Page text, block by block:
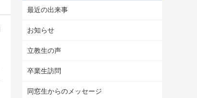
最近の出来事
お知らせ
立教生の声
卒業生訪問
同窓生からのメッセージ